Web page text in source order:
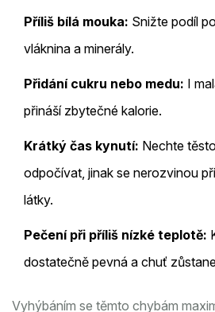
Příliš bílá mouka: Snižte podíl
vláknina a minerály.
Přidání cukru nebo medu: I
přináší zbytečné kalorie.
Krátký čas kynutí: Nechte
odpočívat, jinak se nerozvinou
látky.
Pečení při příliš nízké teplotě:
dostatečně pevná a chuť
Vyhýbáním se těmto chybám